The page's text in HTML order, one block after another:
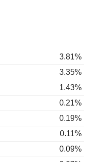
3.81%
3.35%
1.43%
0.21%
0.19%
0.11%
0.09%